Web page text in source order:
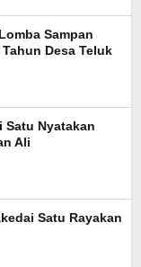
Sampan
Desa Teluk
Satu Nyatakan
Ali
Satu Rayakan